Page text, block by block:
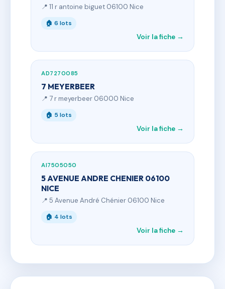
📍 11 r antoine biguet 06100 Nice
🏠 6 lots
Voir la fiche →
AD7270085
7 MEYERBEER
📍 7 r meyerbeer 06000 Nice
🏠 5 lots
Voir la fiche →
AI7505050
5 AVENUE ANDRE CHENIER 06100
NICE
📍 5 Avenue André Chénier 06100 Nice
🏠 4 lots
Voir la fiche →